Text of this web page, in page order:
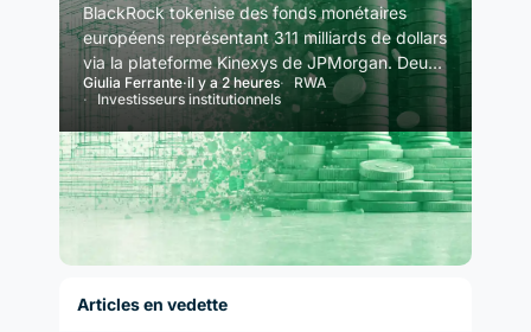
BlackRock tokenise des fonds monétaires
européens représentant 311 milliards de dollars
via la plateforme Kinexys de JPMorgan. Deux
rivaux de Wall Street sur…
Giulia Ferrante·il y a 2 heures
RWA
Investisseurs institutionnels
Articles en vedette